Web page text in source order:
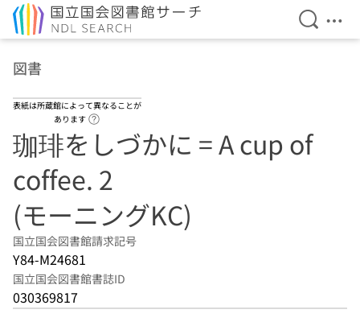
検索を
メ
図書
表紙は所蔵館によって異なることが
あります
珈琲をしづかに = A cup of
coffee. 2
(モーニングKC)
国立国会図書館請求記号
Y84-M24681
国立国会図書館書誌ID
030369817